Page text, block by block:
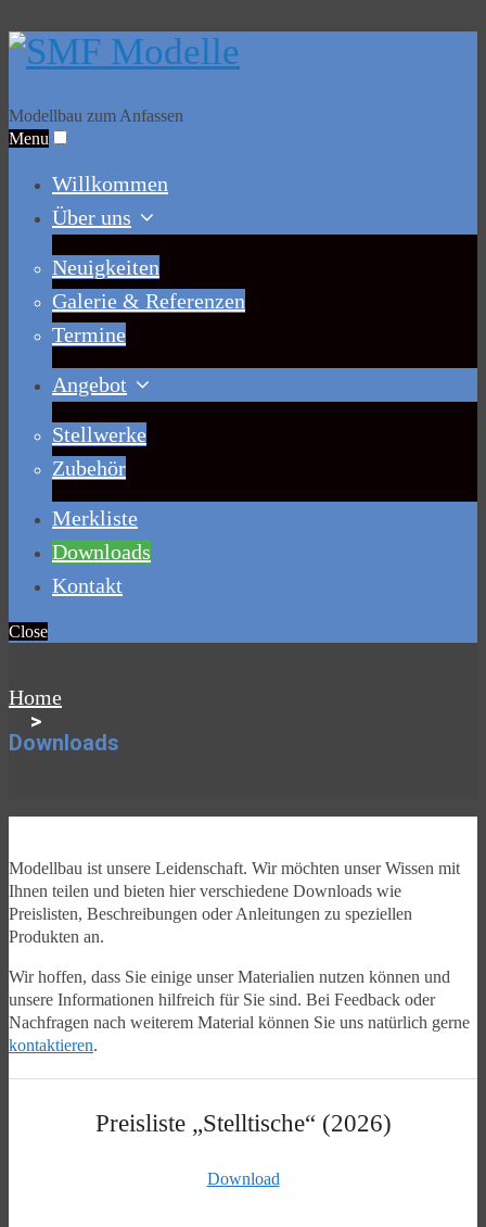
Modellbau zum Anfassen
Menu
Willkommen
Über uns
Neuigkeiten
Galerie & Referenzen
Termine
Angebot
Stellwerke
Zubehör
Merkliste
Downloads
Kontakt
Close
Home
>
Downloads
Modellbau ist unsere Leidenschaft. Wir möchten unser Wissen mit
Ihnen teilen und bieten hier verschiedene Downloads wie
Preislisten, Beschreibungen oder Anleitungen zu speziellen
Produkten an.
Wir hoffen, dass Sie einige unser Materialien nutzen können und
unsere Informationen hilfreich für Sie sind. Bei Feedback oder
Nachfragen nach weiterem Material können Sie uns natürlich gerne
kontaktieren.
Preisliste „Stelltische“ (2026)
Download